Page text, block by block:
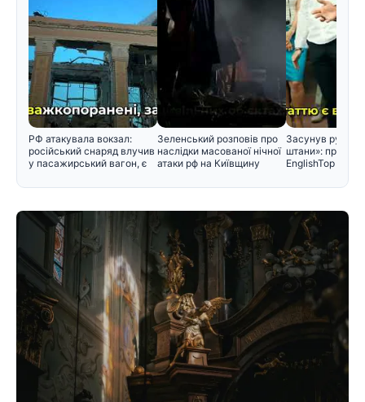
РФ атакувала вокзал:
російський снаряд влучив
у пасажирський вагон, є
Зеленський розповів про
наслідки масованої нічної
атаки рф на Київщину
Засунув руку
штани»: проти
EnglishTop